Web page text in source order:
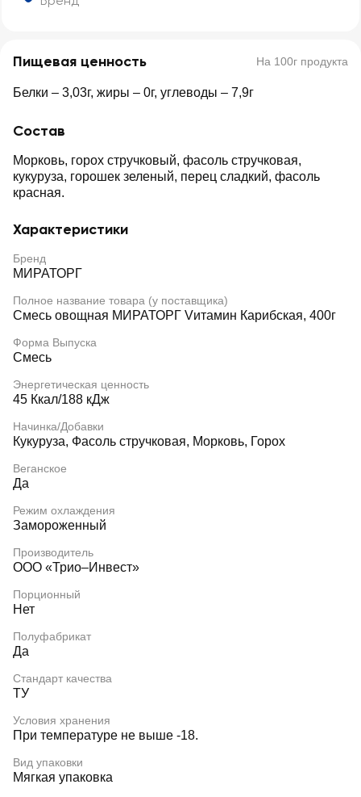
Пищевая ценность На 100г продукта
Белки – 3,03г, жиры – 0г, углеводы – 7,9г
Состав
Морковь, горох стручковый, фасоль стручковая,
кукуруза, горошек зеленый, перец сладкий, фасоль
красная.
Характеристики
Бренд
МИРАТОРГ
Полное название товара (у поставщика)
Смесь овощная МИРАТОРГ Vитамин Карибская, 400г
Форма Выпуска
Смесь
Энергетическая ценность
45 Ккал/188 кДж
Начинка/Добавки
Кукуруза, Фасоль стручковая, Морковь, Горох
Веганское
Да
Режим охлаждения
Замороженный
Производитель
ООО «Трио–Инвест»
Порционный
Нет
Полуфабрикат
Да
Стандарт качества
ТУ
Условия хранения
При температуре не выше -18.
Вид упаковки
Мягкая упаковка